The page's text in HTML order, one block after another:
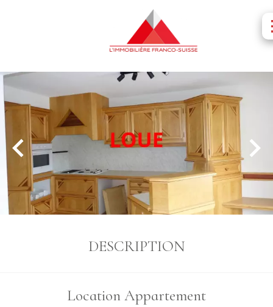
DESCRIPTION
Location Appartement